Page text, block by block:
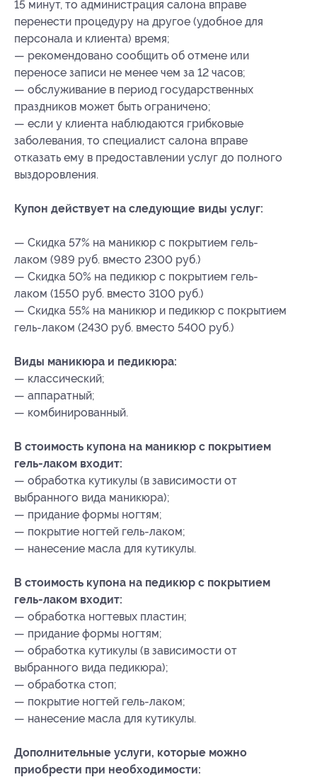
15 минут, то администрация салона вправе
перенести процедуру на другое (удобное для
персонала и клиента) время;
— рекомендовано сообщить об отмене или
переносе записи не менее чем за 12 часов;
— обслуживание в период государственных
праздников может быть ограничено;
— если у клиента наблюдаются грибковые
заболевания, то специалист салона вправе
отказать ему в предоставлении услуг до полного
выздоровления.
Купон действует на следующие виды услуг:
— Скидка 57% на маникюр с покрытием гель-
лаком (989 руб. вместо 2300 руб.)
— Скидка 50% на педикюр с покрытием гель-
лаком (1550 руб. вместо 3100 руб.)
— Скидка 55% на маникюр и педикюр с покрытием
гель-лаком (2430 руб. вместо 5400 руб.)
Виды маникюра и педикюра:
— классический;
— аппаратный;
— комбинированный.
В стоимость купона на маникюр с покрытием
гель-лаком входит:
— обработка кутикулы (в зависимости от
выбранного вида маникюра);
— придание формы ногтям;
— покрытие ногтей гель-лаком;
— нанесение масла для кутикулы.
В стоимость купона на педикюр с покрытием
гель-лаком входит:
— обработка ногтевых пластин;
— придание формы ногтям;
— обработка кутикулы (в зависимости от
выбранного вида педикюра);
— обработка стоп;
— покрытие ногтей гель-лаком;
— нанесение масла для кутикулы.
Дополнительные услуги, которые можно
приобрести при необходимости: